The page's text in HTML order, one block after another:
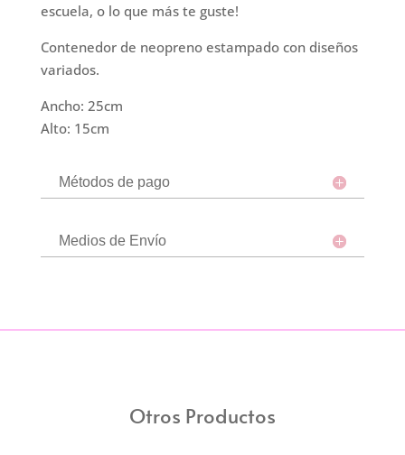
escuela, o lo que más te guste!
Contenedor de neopreno estampado con diseños
variados.
Ancho: 25cm
Alto: 15cm
Métodos de pago
Medios de Envío
Otros Productos